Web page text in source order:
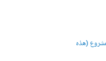
(هذه